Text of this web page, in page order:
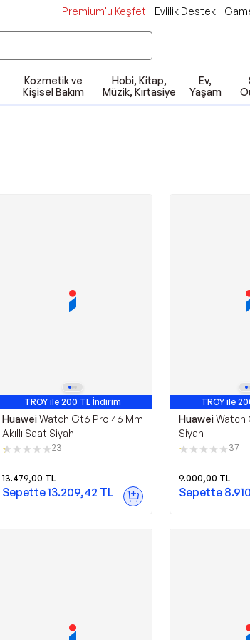
Premium'u Keşfet Evlilik Destek
Kozmetik ve
Kişisel Bakım
Hobi, Kitap,
Müzik, Kırtasiye
Ev,
Yaşam
TROY ile 200 TL İndirim
En Çok Satan 6. Ürün
HuaweiWatch Gt6 Pro 46 Mm
Akıllı Saat Siyah
23
13.479,00 TL
Sepette13.209,42 TL
TROY ile
En Çok
HuaweiWatch
Siyah
37
9.000,00 TL
Sepette